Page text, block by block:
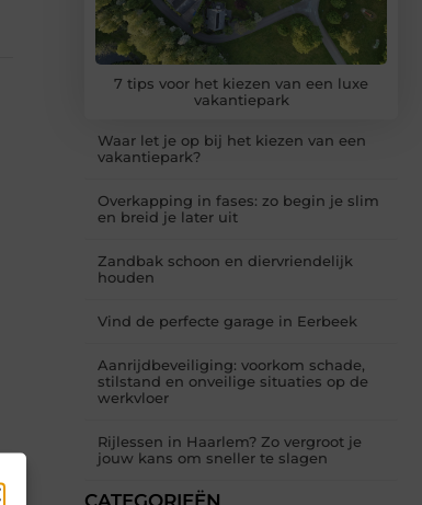
7 tips voor het kiezen van een luxe
vakantiepark
Waar let je op bij het kiezen van een
vakantiepark?
Overkapping in fases: zo begin je slim
en breid je later uit
Zandbak schoon en diervriendelijk
houden
Vind de perfecte garage in Eerbeek
Aanrijdbeveiliging: voorkom schade,
stilstand en onveilige situaties op de
werkvloer
Rijlessen in Haarlem? Zo vergroot je
jouw kans om sneller te slagen
CATEGORIEËN